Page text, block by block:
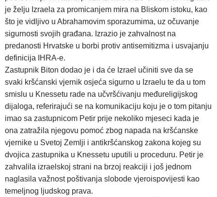
je želju Izraela za promicanjem mira na Bliskom istoku, kao
što je vidljivo u Abrahamovim sporazumima, uz očuvanje
sigurnosti svojih građana. Izrazio je zahvalnost na
predanosti Hrvatske u borbi protiv antisemitizma i usvajanju
definicija IHRA-e.
Zastupnik Biton dodao je i da će Izrael učiniti sve da se
svaki kršćanski vjernik osjeća sigurno u Izraelu te da u tom
smislu u Knessetu rade na učvršćivanju međureligijskog
dijaloga, referirajući se na komunikaciju koju je o tom pitanju
imao sa zastupnicom Petir prije nekoliko mjeseci kada je
ona zatražila njegovu pomoć zbog napada na kršćanske
vjernike u Svetoj Zemlji i antikršćanskog zakona kojeg su
dvojica zastupnika u Knessetu uputili u proceduru. Petir je
zahvalila izraelskoj strani na brzoj reakciji i još jednom
naglasila važnost poštivanja slobode vjeroispovijesti kao
temeljnog ljudskog prava.